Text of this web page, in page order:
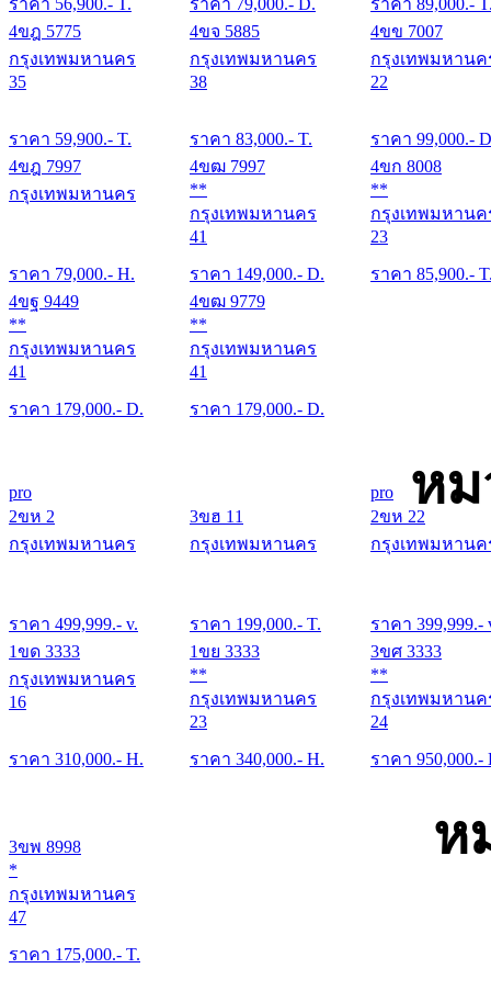
ราคา 56,900.- T. ราคา 79,000.- D. ราคา 89,000.-
4ขฎ 5775
กรุงเทพมหานคร
35
ราคา 59,900.- T.
4ขจ 5885
กรุงเทพมหานคร
38
ราคา 83,000.- T.
4ขข 7007
กรุงเทพมหานค
22
ราคา 99,000.-
4ขฎ 7997
กรุงเทพมหานคร
ราคา 79,000.- H.
4ขฒ 7997
**
กรุงเทพมหานคร
41
ราคา 149,000.- D.
4ขก 8008
**
กรุงเทพมหานค
23
ราคา 85,900.-
4ขฐ 9449
**
กรุงเทพมหานคร
41
ราคา 179,000.- D.
4ขฒ 9779
**
กรุงเทพมหานคร
41
ราคา 179,000.- D.
หม
pro
2ขห 2
กรุงเทพมหานคร
ราคา 499,999.- v.
3ขฮ 11
กรุงเทพมหานคร
ราคา 199,000.- T.
pro
2ขห 22
กรุงเทพมหานค
ราคา 399,999.-
1ขด 3333
กรุงเทพมหานคร
16
ราคา 310,000.- H.
1ขย 3333
**
กรุงเทพมหานคร
23
ราคา 340,000.- H.
3ขศ 3333
**
กรุงเทพมหานค
24
ราคา 950,000.-
ห
3ขพ 8998
*
กรุงเทพมหานคร
47
ราคา 175,000.- T.